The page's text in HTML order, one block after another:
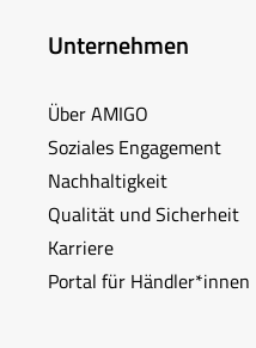
Unternehmen
Über AMIGO
Soziales Engagement
Nachhaltigkeit
Qualität und Sicherheit
Karriere
Portal für Händler*innen